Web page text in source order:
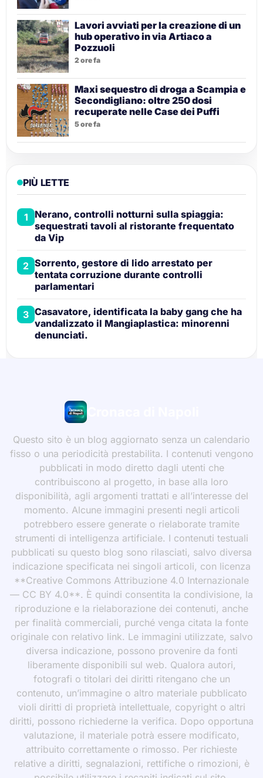
Lavori avviati per la creazione di un
hub operativo in via Artiaco a
Pozzuoli
2 ore fa
Maxi sequestro di droga a Scampia e
Secondigliano: oltre 250 dosi
recuperate nelle Case dei Puffi
5 ore fa
PIÙ LETTE
1
Nerano, controlli notturni sulla spiaggia:
sequestrati tavoli al ristorante frequentato
da Vip
2 Sorrento, gestore di lido arrestato per
tentata corruzione durante controlli
parlamentari
3 Casavatore, identificata la baby gang che ha
vandalizzato il Mangiaplastica: minorenni
denunciati.
Cronaca di Napoli
Questo sito è un blog aggiornato senza un calendario
fisso o una periodicità prestabilita. I contenuti vengono
pubblicati in modo diretto dagli utenti che
contribuiscono al progetto, in base alla loro
disponibilità, agli argomenti trattati e all’interesse del
momento. Alcune immagini presenti negli articoli
potrebbero essere generate o rielaborate tramite
strumenti di intelligenza artificiale. I contenuti testuali
pubblicati su questo blog sono rilasciati, salvo diversa
indicazione specificata nei singoli articoli, con licenza
**Creative Commons Attribuzione 4.0 Internazionale
— CC BY 4.0**. È quindi consentita la condivisione, la
riproduzione e la rielaborazione dei contenuti, anche
per finalità commerciali, purché venga citata la fonte
originale con relativo link. Le immagini utilizzate, salvo
diversa indicazione, possono provenire da fonti
liberamente disponibili sul web. Qualora autori,
fotografi o titolari dei diritti ritengano che un
contenuto, un’immagine o altro materiale pubblicato
violi diritti di proprietà intellettuale, copyright o altri
diritti, possono richiederne la verifica. Dopo opportuna
valutazione, il materiale potrà essere modificato,
attribuito correttamente o rimosso. Per richieste
relative a diritti, segnalazioni, rettifiche o rimozioni, è